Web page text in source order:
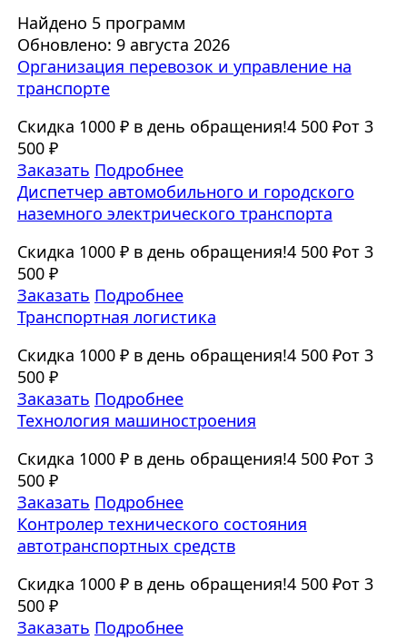
Найдено 5 программ
Обновлено: 9 августа 2026
Организация перевозок и управление на
транспорте
Скидка 1000 ₽ в день обращения!4 500 ₽от 3
500 ₽
Заказать Подробнее
Диспетчер автомобильного и городского
наземного электрического транспорта
Скидка 1000 ₽ в день обращения!4 500 ₽от 3
500 ₽
Заказать Подробнее
Транспортная логистика
Скидка 1000 ₽ в день обращения!4 500 ₽от 3
500 ₽
Заказать Подробнее
Технология машиностроения
Скидка 1000 ₽ в день обращения!4 500 ₽от 3
500 ₽
Заказать Подробнее
Контролер технического состояния
автотранспортных средств
Скидка 1000 ₽ в день обращения!4 500 ₽от 3
500 ₽
Заказать Подробнее